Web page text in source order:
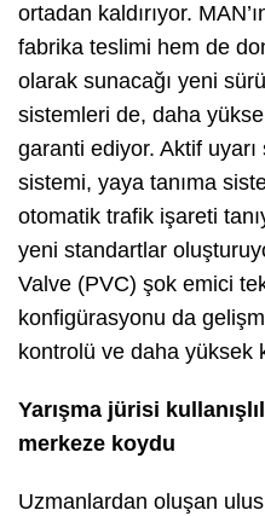
ortadan kaldırıyor.
fabrika teslimi hem de
olarak sunacağı yeni
sistemleri de, daha
garanti ediyor. Aktif
sistemi, yaya tanıma
otomatik trafik işareti
yeni standartlar
Valve (PVC) şok emici
konfigürasyonu da
kontrolü ve daha yüksek
Yarışma jürisi
merkeze koydu
Uzmanlardan oluşan